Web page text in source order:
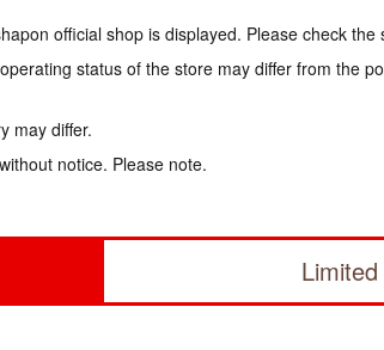
official shop is displayed. Please check
status of the store may differ from the
may differ.
notice. Please note.